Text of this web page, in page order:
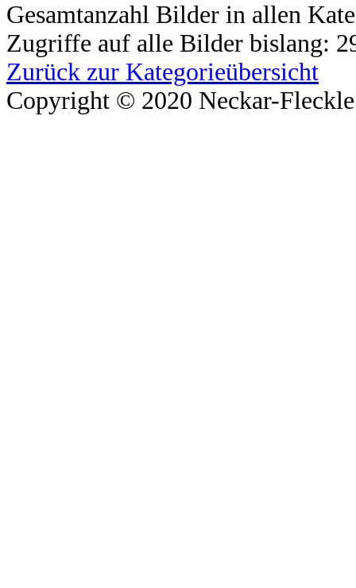
Gesamtanzahl Bilder in allen
Zugriffe auf alle Bilder bislang:
Zurück zur Kategorieübersicht
Copyright © 2020 Neckar-